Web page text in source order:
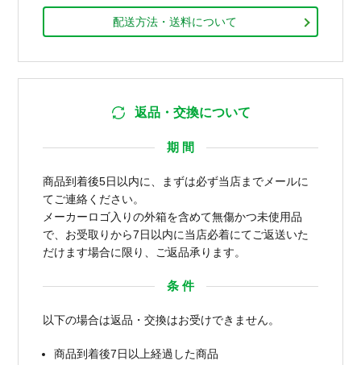
配送方法・送料について
返品・交換について
期 間
商品到着後5日以内に、まずは必ず当店までメールに
てご連絡ください。
メーカーロゴ入りの外箱を含めて無傷かつ未使用品
で、お受取りから7日以内に当店必着にてご返送いた
だけます場合に限り、ご返品承ります。
条 件
以下の場合は返品・交換はお受けできません。
商品到着後7日以上経過した商品